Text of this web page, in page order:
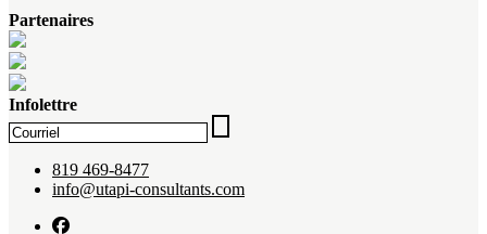
Partenaires
Infolettre
819 469-8477
info@utapi-consultants.com